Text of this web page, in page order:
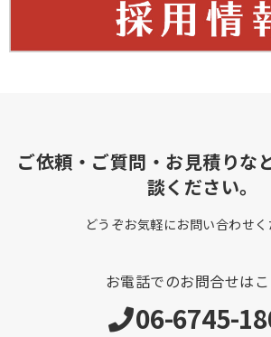
ご依頼・ご質問・お見積りな
談ください。
どうぞお気軽にお問い合わせく
お電話でのお問合せは
06-6745-